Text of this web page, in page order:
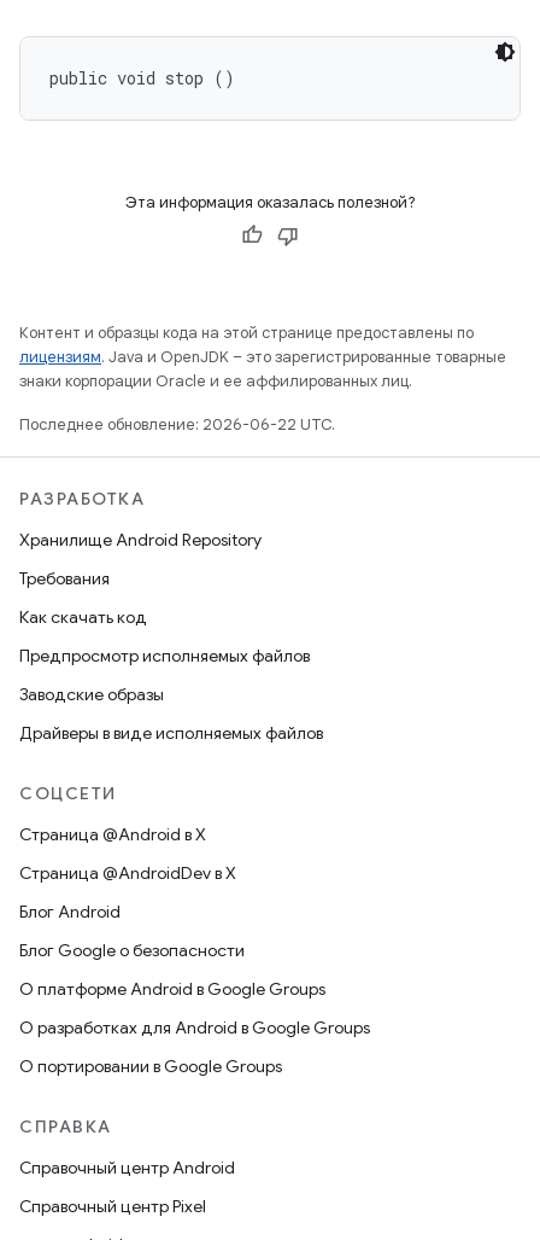
public void stop ()
Эта информация оказалась полезной?
Контент и образцы кода на этой странице предоставлены по
лицензиям. Java и OpenJDK – это зарегистрированные товарные
знаки корпорации Oracle и ее аффилированных лиц.
Последнее обновление: 2026-06-22 UTC.
РАЗРАБОТКА
Хранилище Android Repository
Требования
Как скачать код
Предпросмотр исполняемых файлов
Заводские образы
Драйверы в виде исполняемых файлов
СОЦСЕТИ
Страница @Android в X
Страница @AndroidDev в X
Блог Android
Блог Google о безопасности
О платформе Android в Google Groups
О разработках для Android в Google Groups
О портировании в Google Groups
СПРАВКА
Справочный центр Android
Справочный центр Pixel